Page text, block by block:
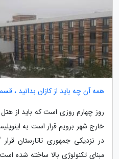
همه آن چه باید از کازان بدانید ،
روز چهارم روزی است که باید از
خارج شهر برویم قرار است به
در نزدیکی جمهوری تاتارستان
مبنای تکنولوژی بالا ساخته شده